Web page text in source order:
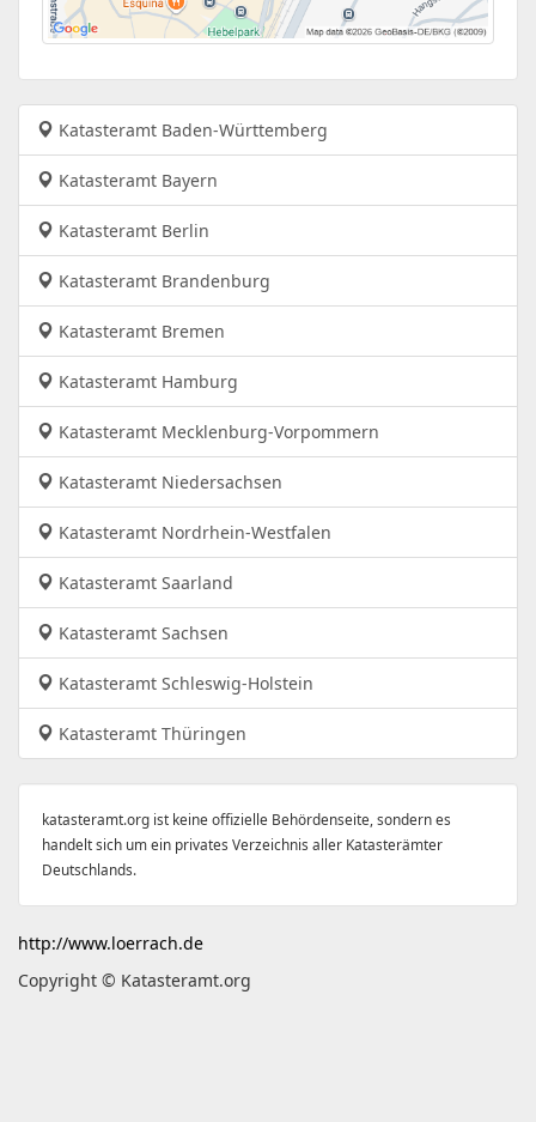
Katasteramt Baden-Württemberg
Katasteramt Bayern
Katasteramt Berlin
Katasteramt Brandenburg
Katasteramt Bremen
Katasteramt Hamburg
Katasteramt Mecklenburg-Vorpommern
Katasteramt Niedersachsen
Katasteramt Nordrhein-Westfalen
Katasteramt Saarland
Katasteramt Sachsen
Katasteramt Schleswig-Holstein
Katasteramt Thüringen
katasteramt.org ist keine offizielle Behördenseite, sondern es
handelt sich um ein privates Verzeichnis aller Katasterämter
Deutschlands.
http://www.loerrach.de
Copyright © Katasteramt.org